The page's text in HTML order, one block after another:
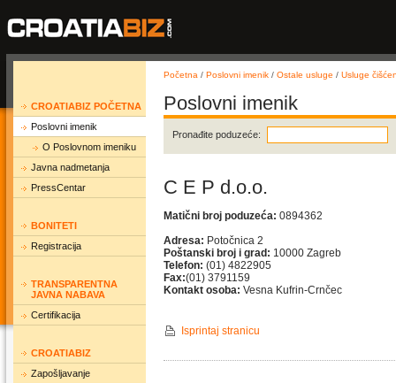
CROATIABIZ POČETNA
Poslovni imenik
O Poslovnom imeniku
Javna nadmetanja
PressCentar
BONITETI
Registracija
TRANSPARENTNA
JAVNA NABAVA
Certifikacija
CROATIABIZ
Zapošljavanje
Početna / Poslovni imenik / Ostale usluge / Usluge
Poslovni imenik
Pronađite poduzeće:
C E P d.o.o.
Matični broj poduzeća: 0894362
Adresa: Potočnica 2
Poštanski broj i grad: 10000 Zagreb
Telefon: (01) 4822905
Fax:(01) 3791159
Kontakt osoba: Vesna Kufrin-Crnčec
Isprintaj stranicu